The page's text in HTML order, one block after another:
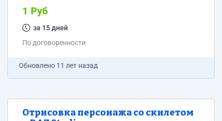
http://www.articulate.com/support/storyline-
2/articulate-storyline-2-sdk
https://community.articulate.com/forums/developer-
part-ii-making-your-own-custom-articulate-player/
1 Руб
за 15 дней
По договоренности
Обновлено 11 лет назад
Отрисовка персонажа со скилетом